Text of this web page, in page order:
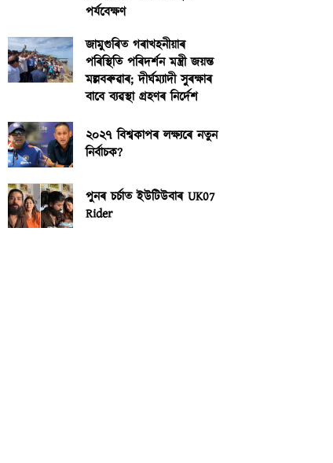
পৰ্যবেক্ষণ
জামুগুৰিত গৰাখহনীয়াৰ
পৰিস্থিতি পৰিদৰ্শন মন্ত্ৰী জয়ন্ত
মল্লবৰুৱাৰ; দীৰ্ঘম্যাদী সুৰক্ষাৰ
বাবে ব্যৱস্থা গ্ৰহণৰ নিৰ্দেশ
২০২৭ বিশ্বকাপৰ লক্ষ্যৰে নতুন
নিৰ্বাচক?
পুনৰ চৰ্চাত ইউটিউবাৰ UK07
Rider